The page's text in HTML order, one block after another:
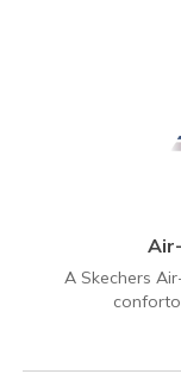
A Skechers